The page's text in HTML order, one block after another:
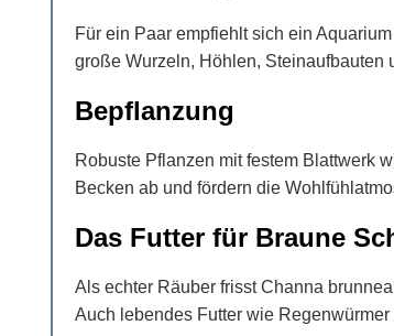
Für ein Paar empfiehlt sich ein
große Wurzeln, Höhlen, Steinaufbauten
Bepflanzung
Robuste Pflanzen mit festem Blattwerk
Becken ab und fördern die
Das Futter für Braune
Als echter Räuber frisst Channa
Auch lebendes Futter wie